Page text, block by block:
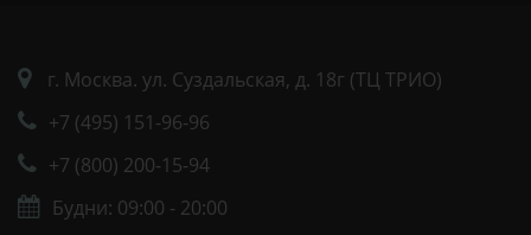
г. Москва. ул. Суздальская, д. 18г (ТЦ ТРИО)
+7 (495) 151-96-96
+7 (800) 200-15-94
Будни: 09:00 - 20:00